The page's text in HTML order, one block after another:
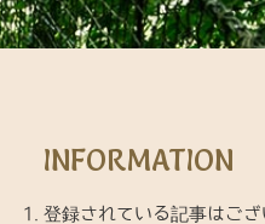
INFORMATION
登録されている記事はござ